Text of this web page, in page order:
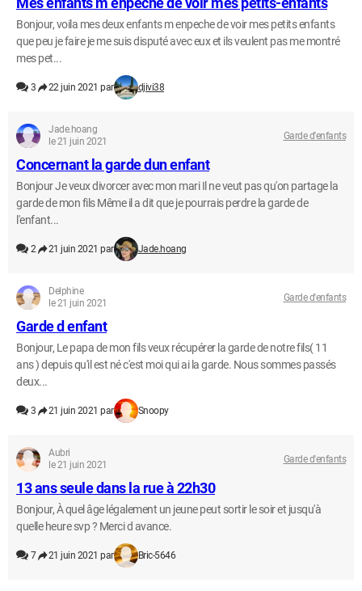
Bonjour, voila mes deux enfants m enpeche de voir mes petits enfants
que peu je faire je me suis disputé avec eux et ils veulent pas me montré
mes pet...
3 22 juin 2021 par djivi38
Jade.hoang
le 21 juin 2021
Garde d'enfants
Concernant la garde dun enfant
Bonjour Je veux divorcer avec mon mari Il ne veut pas qu'on partage la
garde de mon fils Même il a dit que je pourrais perdre la garde de
l'enfant...
2 21 juin 2021 par Jade.hoang
Delphine
le 21 juin 2021
Garde d'enfants
Garde d enfant
Bonjour, Le papa de mon fils veux récupérer la garde de notre fils( 11
ans ) depuis qu'il est né c'est moi qui ai la garde. Nous sommes passés
deux...
3 21 juin 2021 par Snoopy
Aubri
le 21 juin 2021
Garde d'enfants
13 ans seule dans la rue à 22h30
Bonjour, À quel âge légalement un jeune peut sortir le soir et jusqu'à
quelle heure svp ? Merci d avance.
7 21 juin 2021 par Bric-5646